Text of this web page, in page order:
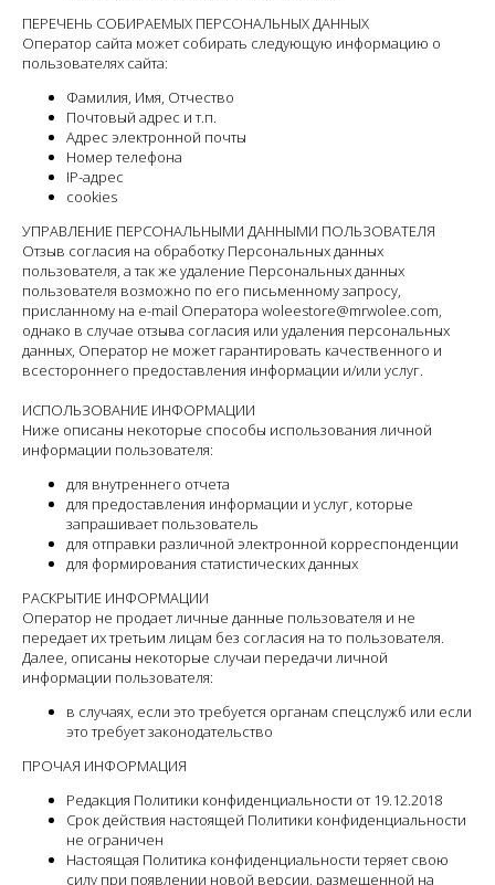
ПЕРЕЧЕНЬ СОБИРАЕМЫХ ПЕРСОНАЛЬНЫХ ДАННЫХ
Оператор сайта может собирать следующую информацию о
пользователях сайта:
Фамилия, Имя, Отчество
Почтовый адрес и т.п.
Адрес электронной почты
Номер телефона
IP-адрес
cookies
УПРАВЛЕНИЕ ПЕРСОНАЛЬНЫМИ ДАННЫМИ ПОЛЬЗОВАТЕЛЯ
Отзыв согласия на обработку Персональных данных
пользователя, а так же удаление Персональных данных
пользователя возможно по его письменному запросу,
присланному на e-mail Оператора woleestore@mrwolee.com,
однако в случае отзыва согласия или удаления персональных
данных, Оператор не может гарантировать качественного и
всестороннего предоставления информации и/или услуг.
ИСПОЛЬЗОВАНИЕ ИНФОРМАЦИИ
Ниже описаны некоторые способы использования личной
информации пользователя:
для внутреннего отчета
для предоставления информации и услуг, которые
запрашивает пользователь
для отправки различной электронной корреспонденции
для формирования статистических данных
РАСКРЫТИЕ ИНФОРМАЦИИ
Оператор не продает личные данные пользователя и не
передает их третьим лицам без согласия на то пользователя.
Далее, описаны некоторые случаи передачи личной
информации пользователя:
в случаях, если это требуется органам спецслужб или если
это требует законодательство
ПРОЧАЯ ИНФОРМАЦИЯ
Редакция Политики конфиденциальности от 19.12.2018
Срок действия настоящей Политики конфиденциальности
не ограничен
Настоящая Политика конфиденциальности теряет свою
силу при появлении новой версии, размещенной на